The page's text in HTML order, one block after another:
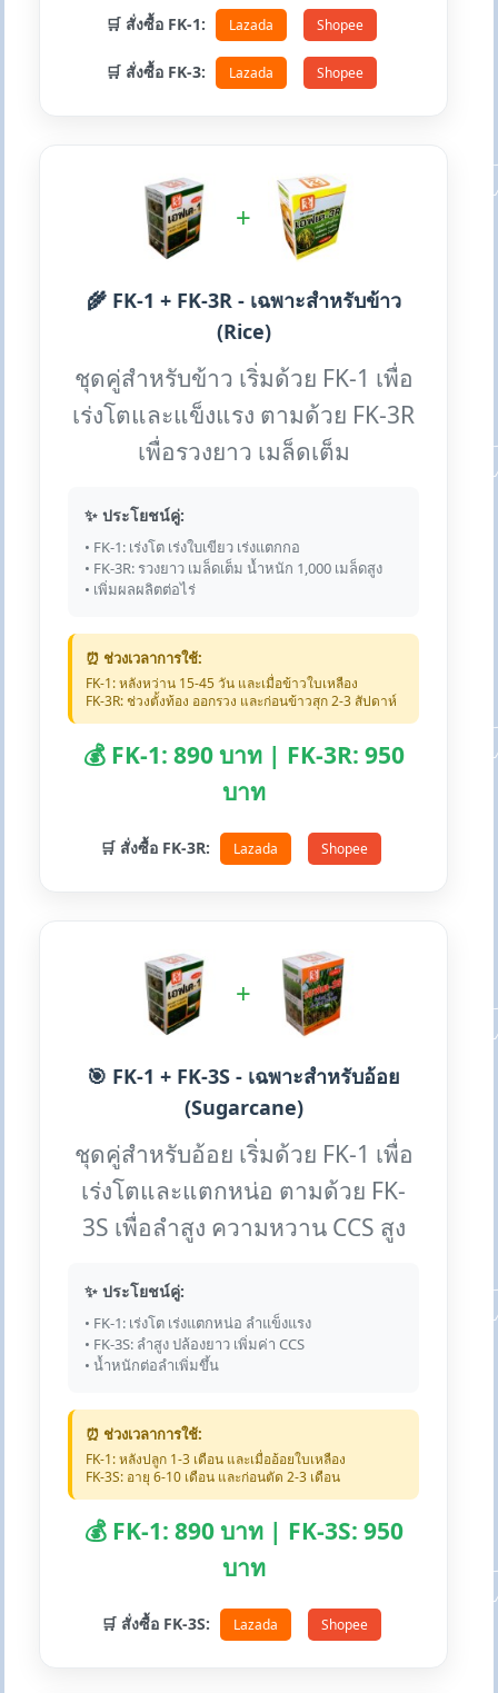
🛒 สั่งซื้อ FK-1: Lazada Shopee
🛒 สั่งซื้อ FK-3: Lazada Shopee
+
🌾 FK-1 + FK-3R - เฉพาะสำหรับข้าว
(Rice)
ชุดคู่สำหรับข้าว เริ่มด้วย FK-1 เพื่อ
เร่งโตและแข็งแรง ตามด้วย FK-3R
เพื่อรวงยาว เมล็ดเต็ม
✨ ประโยชน์คู่:
• FK-1: เร่งโต เร่งใบเขียว เร่งแตกกอ
• FK-3R: รวงยาว เมล็ดเต็ม น้ำหนัก 1,000 เมล็ดสูง
• เพิ่มผลผลิตต่อไร่
⏰ ช่วงเวลาการใช้:
FK-1: หลังหว่าน 15-45 วัน และเมื่อข้าวใบเหลือง
FK-3R: ช่วงตั้งท้อง ออกรวง และก่อนข้าวสุก 2-3 สัปดาห์
💰 FK-1: 890 บาท | FK-3R: 950
บาท
🛒 สั่งซื้อ FK-3R: Lazada Shopee
+
🎯 FK-1 + FK-3S - เฉพาะสำหรับอ้อย
(Sugarcane)
ชุดคู่สำหรับอ้อย เริ่มด้วย FK-1 เพื่อ
เร่งโตและแตกหน่อ ตามด้วย FK-
3S เพื่อลำสูง ความหวาน CCS สูง
✨ ประโยชน์คู่:
• FK-1: เร่งโต เร่งแตกหน่อ ลำแข็งแรง
• FK-3S: ลำสูง ปล้องยาว เพิ่มค่า CCS
• น้ำหนักต่อลำเพิ่มขึ้น
⏰ ช่วงเวลาการใช้:
FK-1: หลังปลูก 1-3 เดือน และเมื่ออ้อยใบเหลือง
FK-3S: อายุ 6-10 เดือน และก่อนตัด 2-3 เดือน
💰 FK-1: 890 บาท | FK-3S: 950
บาท
🛒 สั่งซื้อ FK-3S: Lazada Shopee